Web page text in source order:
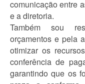
comunicação entre
e a diretoria.
Também sou
orçamentos e pela
otimizar os
conferência de
garantindo que os